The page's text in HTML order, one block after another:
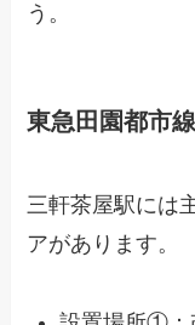
う。
東急田園都市
三軒茶屋駅には
アがあります。